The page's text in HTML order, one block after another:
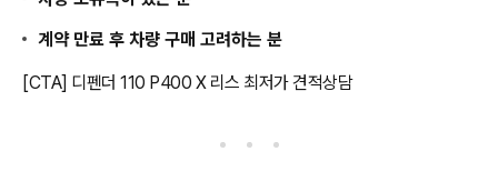
계약 만료 후 차량 구매 고려하는 분
[CTA] 디펜더 110 P400 X 리스 최저가 견적상담